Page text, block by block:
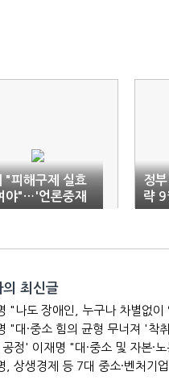
"피해구제 실효
야"…'언론중재
기
정
략
가
의 최신글
"나도 장애인, 누구나 차별없이
"대·중소 힘의 균형 무너져 '
정' 이재명 "대·중소 및 자본·
, 상생경제 등 7대 중소·벤처기